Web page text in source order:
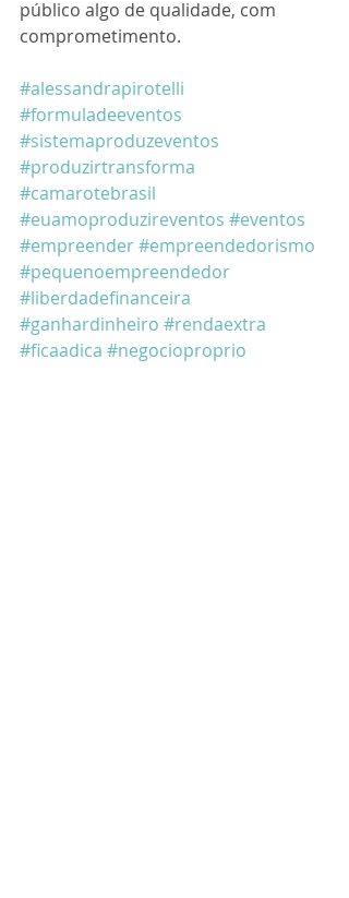
público algo de qualidade, com
comprometimento.
#alessandrapirotelli
#formuladeeventos
#sistemaproduzeventos
#produzirtransforma
#camarotebrasil
#euamoproduzireventos #eventos
#empreender#empreendedorismo
#pequenoempreendedor
#liberdadefinanceira
#ganhardinheiro #rendaextra
#ficaadica #negocioproprio